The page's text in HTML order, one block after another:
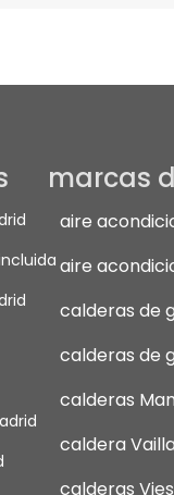
marcas
aire
aire
calderas de
calderas de
calderas
caldera
calderas